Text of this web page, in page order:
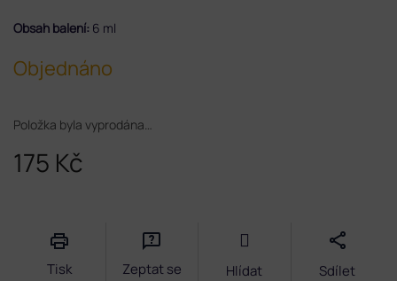
175 Kč
Objednáno
Položka byla vyprodána…
Obsah balení: 6 ml
Tisk Zeptat se Hlídat Sdílet